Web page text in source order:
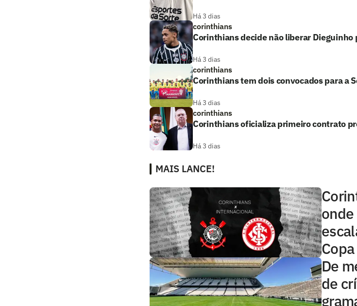
Há 3 dias
corinthians
Corinthians decide não liberar Dieguinho
Há 3 dias
corinthians
Corinthians tem dois convocados para a
Há 3 dias
corinthians
Corinthians oficializa primeiro contrato
Há 3 dias
MAIS LANCE!
De
de